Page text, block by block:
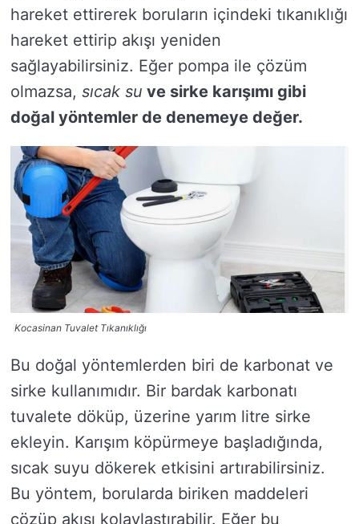
hareket ettirerek boruların içindeki tıkanıklığı
hareket ettirip akışı yeniden
sağlayabilirsiniz. Eğer pompa ile çözüm
olmazsa, sıcak su ve sirke karışımı gibi
doğal yöntemler de denemeye değer.
Kocasinan Tuvalet Tıkanıklığı
Bu doğal yöntemlerden biri de karbonat ve
sirke kullanımıdır. Bir bardak karbonatı
tuvalete döküp, üzerine yarım litre sirke
ekleyin. Karışım köpürmeye başladığında,
sıcak suyu dökerek etkisini artırabilirsiniz.
Bu yöntem, borularda biriken maddeleri
çözüp akışı kolaylaştırabilir. Eğer bu